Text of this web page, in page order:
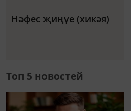
Нәфес җиңүе (хикәя)
Топ 5 новостей